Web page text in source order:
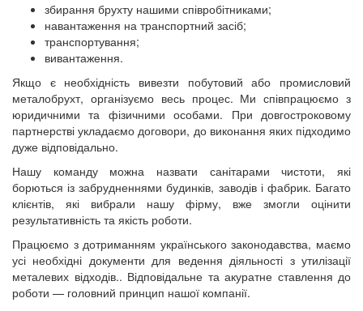
збирання брухту нашими співробітниками;
навантаження на транспортний засіб;
транспортування;
вивантаження.
Якщо є необхідність вивезти побутовий або промисловий
металобрухт, організуємо весь процес. Ми співпрацюємо з
юридичними та фізичними особами. При довгостроковому
партнерстві укладаємо договори, до виконання яких підходимо
дуже відповідально.
Нашу команду можна назвати санітарами чистоти, які
борються із забрудненнями будинків, заводів і фабрик. Багато
клієнтів, які вибрали нашу фірму, вже змогли оцінити
результативність та якість роботи.
Працюємо з дотриманням українського законодавства, маємо
усі необхідні документи для ведення діяльності з утилізації
металевих відходів.. Відповідальне та акуратне ставлення до
роботи — головний принцип нашої компанії.